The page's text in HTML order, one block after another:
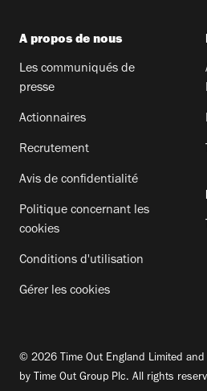
A propos de nous
Les communiqués de
presse
Actionnaires
Recrutement
Avis de confidentialité
Politique concernant les
cookies
Conditions d'utilisation
Gérer les cookies
© 2026 Time Out England Limited and
by Time Out Group Plc. All rights